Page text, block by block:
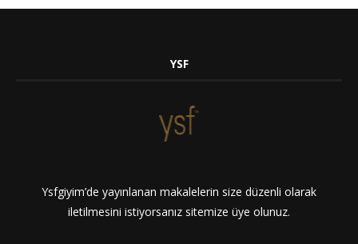
YSF
Ysfgiyim’de yayınlanan makalelerin size düzenli olarak
iletilmesini istiyorsanız sitemize üye olunuz.